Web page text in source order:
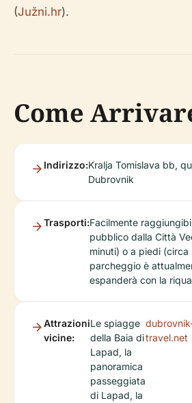
(Južni.hr).
Come
Indirizzo:Kralja Tomislava bb,
Dubrovnik
Trasporti:Facilmente
pubblico dalla Città
minuti) o a piedi (circa
parcheggio è
espanderà con la
Attrazioni
vicine:
Le spiagge
della Baia di
Lapad, la
panoramica
passeggiata
di Lapad, la
travel.net